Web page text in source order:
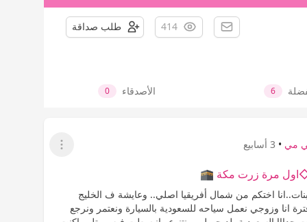
414 طلب صداقة
6 الأصدقاء 0
مي • 3 أسابيع
عرض القائمة
مرة زرت مكة 🕋
اختكم من شمال أفريقيا اصلي.. وعايشة ف الخليج
انا وزوجي نعمل سياحه للسعودية بالسيارة ونعتمر ونرجع